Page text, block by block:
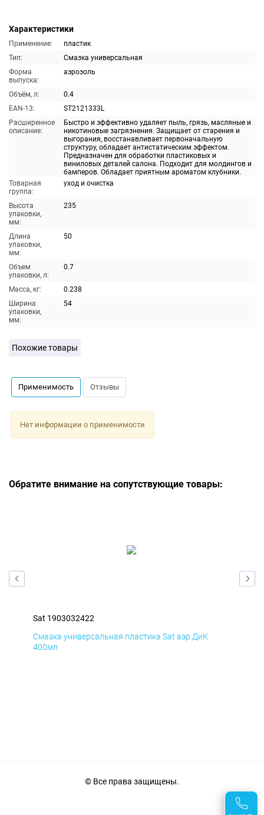
Характеристики
Применение:
пластик
Тип:
Смазка универсальная
Форма
выпуска:
аэрозоль
Объём, л:
0.4
EAN-13:
ST2121333L
Расширенное
описание:
Быстро и эффективно удаляет пыль, грязь, масляные и
никотиновые загрязнения. Защищает от старения и
выгорания, восстанавливает первоначальную
структуру, обладает антистатическим эффектом.
Предназначен для обработки пластиковых и
виниловых деталей салона. Подходит для молдингов и
бамперов. Обладает приятным ароматом клубники.
Товарная
группа:
уход и очистка
Высота
упаковки,
мм:
235
Длина
упаковки,
мм:
50
Объем
упаковки, л:
0.7
Масса, кг:
0.238
Ширина
упаковки,
мм:
54
Похожие товары
Применимость Отзывы
Нет информации о применимости
Обратите внимание на сопутствующие товары:
Sat 1903032422
Смазка универсальная пластика Sat аэр ДиК
400мл
© Все права защищены.